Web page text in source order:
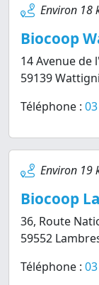
Environ 18
Biocoop
14 Avenue de
59139
Téléphone :
Environ 19
Biocoop
36, Route
59552
Téléphone :